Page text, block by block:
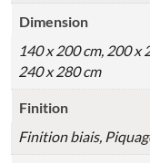
Dimension
140 x 200 cm, 200 x
240 x 280 cm
Finition
Finition biais,